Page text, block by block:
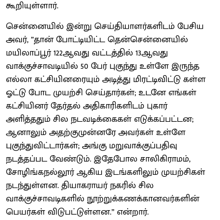
கூறியுள்ளார்.
சென்னையில் இன்று செய்தியாளர்களிடம் பேசிய
அவர், ”தான் போட்டியிட்ட தென்சென்னையில்
மயிலாப்பூர் 122ஆவது வட்டத்தில் 13ஆவது
வாக்குச்சாவடியில் 50 பேர் புகுந்து உள்ளே இருந்த
எல்லா கட்சியினரையும் அடித்து மிரட்டிவிட்டு கள்ள
ஓட்டு போட முயற்சி செய்தார்கள்; உடனே எங்கள்
கட்சியினர் தேர்தல் அதிகாரிகளிடம் புகார்
அளித்ததும் சில நடவடிக்கைகள் எடுக்கப்பட்டன;
ஆனாலும் அதற்குமுன்னரே அவர்கள் உள்ளே
புகுந்துவிட்டார்கள்; அங்கு மறுவாக்குப்பதிவு
நடத்தப்பட வேண்டும். இதேபோல சாலிகிராமம்,
சோழிங்கநல்லூர் ஆகிய இடங்களிலும் முயற்சிகள்
நடந்துள்ளன. தியாகராயர் நகரில் சில
வாக்குச்சாவடிகளில் நூற்றுக்கணக்கானவர்களின்
பெயர்கள் விடுபட்டுள்ளன.” என்றார்.